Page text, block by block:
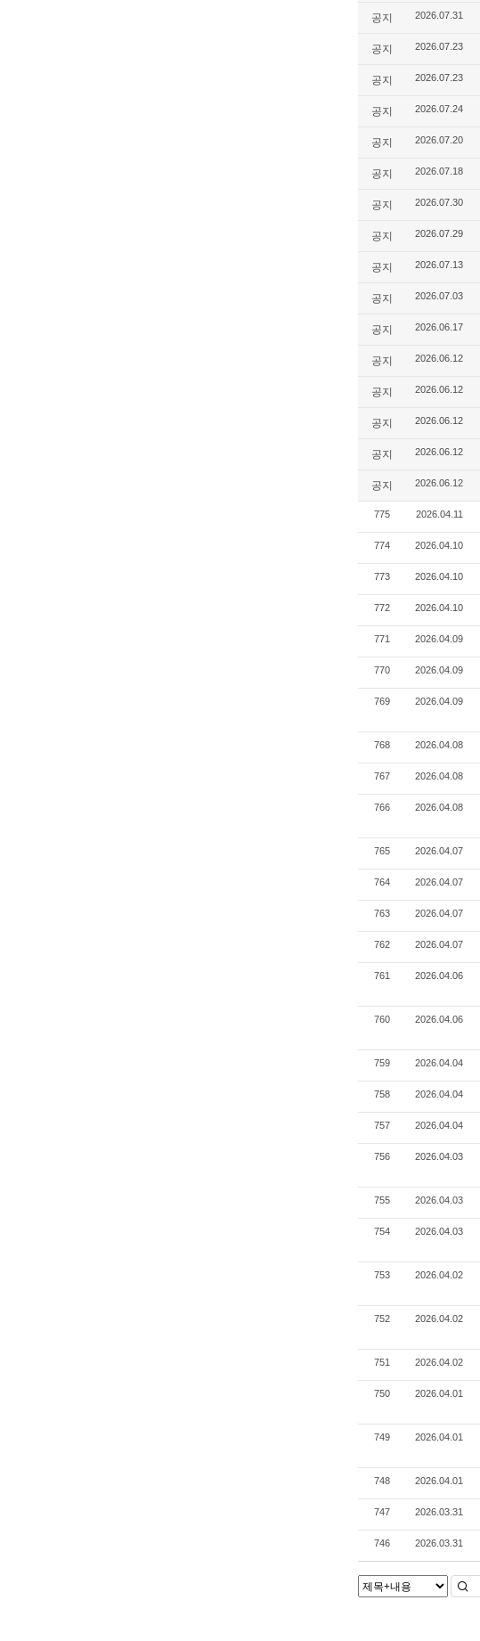
공지 2026.07.31
공지 2026.07.23
공지 2026.07.23
공지 2026.07.24
공지 2026.07.20
공지 2026.07.18
공지 2026.07.30
공지 2026.07.29
공지 2026.07.13
공지 2026.07.03
공지 2026.06.17
공지 2026.06.12
공지 2026.06.12
공지 2026.06.12
공지 2026.06.12
공지 2026.06.12
775 2026.04.11
774 2026.04.10
773 2026.04.10
772 2026.04.10
771 2026.04.09
770 2026.04.09
769 2026.04.09
768 2026.04.08
767 2026.04.08
766 2026.04.08
765 2026.04.07
764 2026.04.07
763 2026.04.07
762 2026.04.07
761 2026.04.06
760 2026.04.06
759 2026.04.04
758 2026.04.04
757 2026.04.04
756 2026.04.03
755 2026.04.03
754 2026.04.03
753 2026.04.02
752 2026.04.02
751 2026.04.02
750 2026.04.01
749 2026.04.01
748 2026.04.01
747 2026.03.31
746 2026.03.31